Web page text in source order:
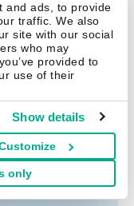
and ads, to provide
traffic. We also
site with our social
who may
provided to
use of their
Show details
only
minute :
sur
menée il y
: près d’un mot
d’une minute,
Comment éviter les